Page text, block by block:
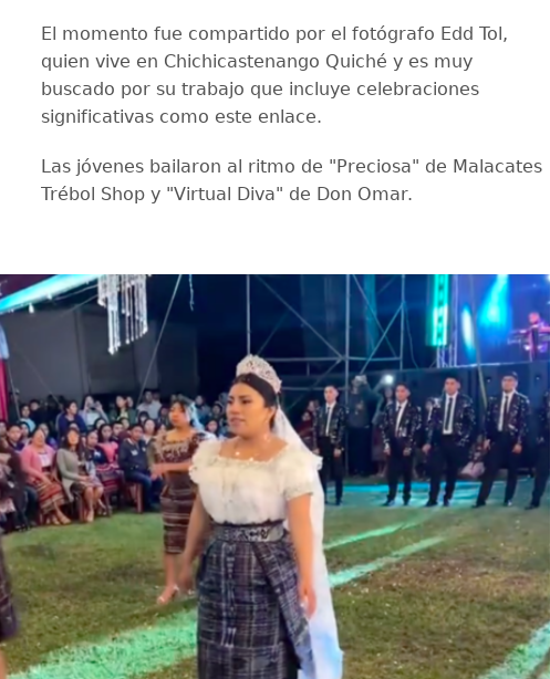
El momento fue compartido por el fotógrafo Edd Tol,
quien vive en Chichicastenango Quiché y es muy
buscado por su trabajo que incluye celebraciones
significativas como este enlace.
Las jóvenes bailaron al ritmo de "Preciosa" de Malacates
Trébol Shop y "Virtual Diva" de Don Omar.